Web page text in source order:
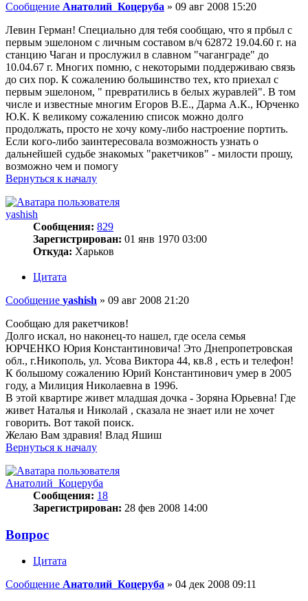
Сообщение Анатолий_Коцеруба » 09 авг 2008 15:20
Левин Герман! Специально для тебя сообщаю, что я прбыл с
первым эшелоном с личным составом в/ч 62872 19.04.60 г. на
станцию Чаган и прослужил в славном "чаганграде" до
10.04.67 г. Многих помню, с некоторыми поддерживаю связь
до сих пор. К сожалению большинство тех, кто приехал с
первым эшелоном, " превратились в белых журавлей". В том
числе и известные многим Егоров В.Е., Дарма А.К., Юрченко
Ю.К. К великому сожалению список можно долго
продолжать, просто не хочу кому-либо настроение портить.
Если кого-либо заинтересовала возможность узнать о
дальнейшей судьбе знакомых "ракетчиков" - милости прошу,
возможно чем и помогу
Вернуться к началу
yashish
Сообщения: 829
Зарегистрирован: 01 янв 1970 03:00
Откуда: Харьков
Цитата
Сообщение yashish » 09 авг 2008 21:20
Сообщаю для ракетчиков!
Долго искал, но наконец-то нашел, где осела семья
ЮРЧЕНКО Юрия Константиновича! Это Днепропетровская
обл., г.Никополь, ул. Усова Виктора 44, кв.8 , есть и телефон!
К большому сожалению Юрий Константинович умер в 2005
году, а Милиция Николаевна в 1996.
В этой квартире живет младшая дочка - Зоряна Юрьевна! Где
живет Наталья и Николай , сказала не знает или не хочет
говорить. Вот такой поиск.
Желаю Вам здравия! Влад Яшиш
Вернуться к началу
Анатолий_Коцеруба
Сообщения: 18
Зарегистрирован: 28 фев 2008 14:00
Вопрос
Цитата
Сообщение Анатолий_Коцеруба » 04 дек 2008 09:11